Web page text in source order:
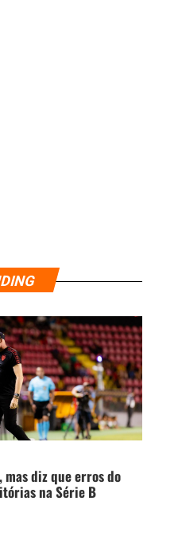
mas diz que erros do
na Série B